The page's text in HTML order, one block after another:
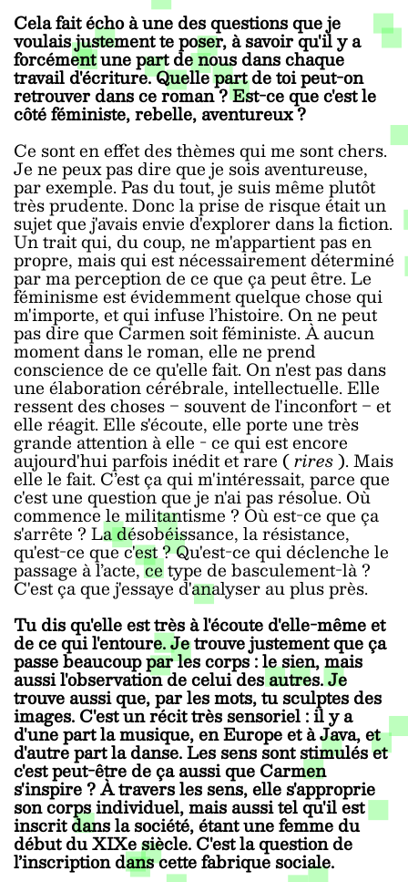
Cela fait écho à une des questions que je
voulais justement te poser, à savoir qu'il y a
forcément une part de nous dans chaque
travail d'écriture. Quelle part de toi peut-on
retrouver dans ce roman ? Est-ce que c'est le
côté féministe, rebelle, aventureux ?
Ce sont en effet des thèmes qui me sont chers.
Je ne peux pas dire que je sois aventureuse,
par exemple. Pas du tout, je suis même plutôt
très prudente. Donc la prise de risque était un
sujet que j'avais envie d'explorer dans la fiction.
Un trait qui, du coup, ne m'appartient pas en
propre, mais qui est nécessairement déterminé
par ma perception de ce que ça peut être. Le
féminisme est évidemment quelque chose qui
m'importe, et qui infuse l’histoire. On ne peut
pas dire que Carmen soit féministe. À aucun
moment dans le roman, elle ne prend
conscience de ce qu'elle fait. On n'est pas dans
une élaboration cérébrale, intellectuelle. Elle
ressent des choses ‒ souvent de l'inconfort ‒ et
elle réagit. Elle s'écoute, elle porte une très
grande attention à elle - ce qui est encore
aujourd'hui parfois inédit et rare (rires). Mais
elle le fait. C’est ça qui m'intéressait, parce que
c'est une question que je n'ai pas résolue. Où
commence le militantisme ? Où est-ce que ça
s'arrête ? La désobéissance, la résistance,
qu'est-ce que c'est ? Qu'est-ce qui déclenche le
passage à l’acte, ce type de basculement-là ?
C'est ça que j'essaye d'analyser au plus près.
Tu dis qu'elle est très à l'écoute d'elle-même et
de ce qui l'entoure. Je trouve justement que ça
passe beaucoup par les corps : le sien, mais
aussi l'observation de celui des autres. Je
trouve aussi que, par les mots, tu sculptes des
images. C'est un récit très sensoriel : il y a
d'une part la musique, en Europe et à Java, et
d'autre part la danse. Les sens sont stimulés et
c'est peut-être de ça aussi que Carmen
s'inspire ? À travers les sens, elle s'approprie
son corps individuel, mais aussi tel qu'il est
inscrit dans la société, étant une femme du
début du XIXe siècle. C'est la question de
l’inscription dans cette fabrique sociale.